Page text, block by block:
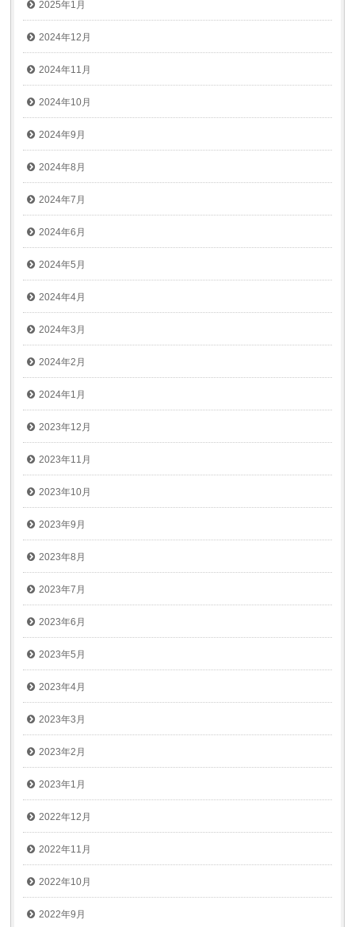
2025年1月
2024年12月
2024年11月
2024年10月
2024年9月
2024年8月
2024年7月
2024年6月
2024年5月
2024年4月
2024年3月
2024年2月
2024年1月
2023年12月
2023年11月
2023年10月
2023年9月
2023年8月
2023年7月
2023年6月
2023年5月
2023年4月
2023年3月
2023年2月
2023年1月
2022年12月
2022年11月
2022年10月
2022年9月